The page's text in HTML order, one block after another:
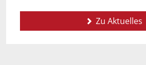
Zu Aktuelles